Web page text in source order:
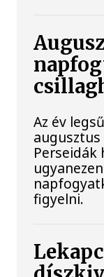
Az év
Perseidák
figyelni.